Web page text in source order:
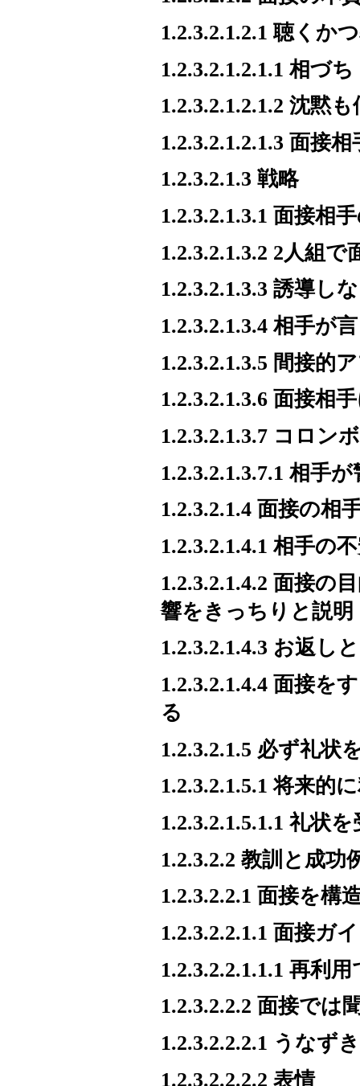
1.2.3.2.1.2.1 聴くか
1.2.3.2.1.2.1.1 相づち
1.2.3.2.1.2.1.2 沈黙
1.2.3.2.1.2.1.3 面接
1.2.3.2.1.3 戦略
1.2.3.2.1.3.1 面接相
1.2.3.2.1.3.2 2人組で
1.2.3.2.1.3.3 誘導し
1.2.3.2.1.3.4 相手が
1.2.3.2.1.3.5 間接的
1.2.3.2.1.3.6 面接相
1.2.3.2.1.3.7 コロン
1.2.3.2.1.3.7.1 相手
1.2.3.2.1.4 面接の相
1.2.3.2.1.4.1 相手の
1.2.3.2.1.4.2 面接の
響をきっちりと説明
1.2.3.2.1.4.3 お返し
1.2.3.2.1.4.4 面接を
る
1.2.3.2.1.5 必ず礼状
1.2.3.2.1.5.1 将来的
1.2.3.2.1.5.1.1 礼状
1.2.3.2.2 教訓と成功
1.2.3.2.2.1 面接を構
1.2.3.2.2.1.1 面接ガ
1.2.3.2.2.1.1.1 再利
1.2.3.2.2.2 面接では
1.2.3.2.2.2.1 うなずき
1.2.3.2.2.2.2 表情